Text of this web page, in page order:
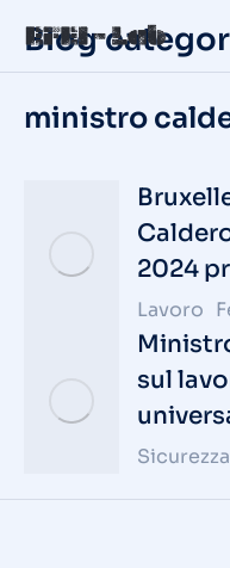
Blog
ministro
2024
Lavoro
sul
Sicurezza